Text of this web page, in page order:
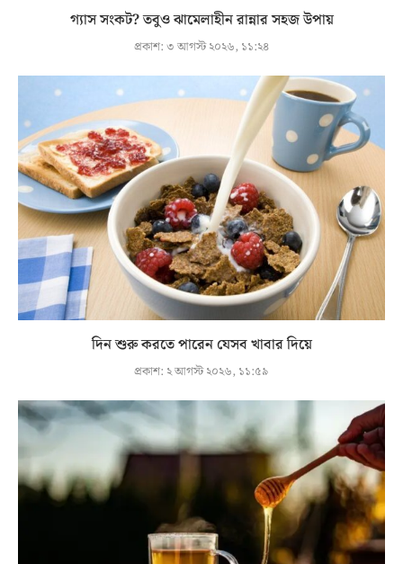
গ্যাস সংকট? তবুও ঝামেলাহীন রান্নার সহজ উপায়
প্রকাশ:৩ আগস্ট ২০২৬, ১১:২৪
দিন শুরু করতে পারেন যেসব খাবার দিয়ে
প্রকাশ: ২ আগস্ট ২০২৬, ১১:৫৯